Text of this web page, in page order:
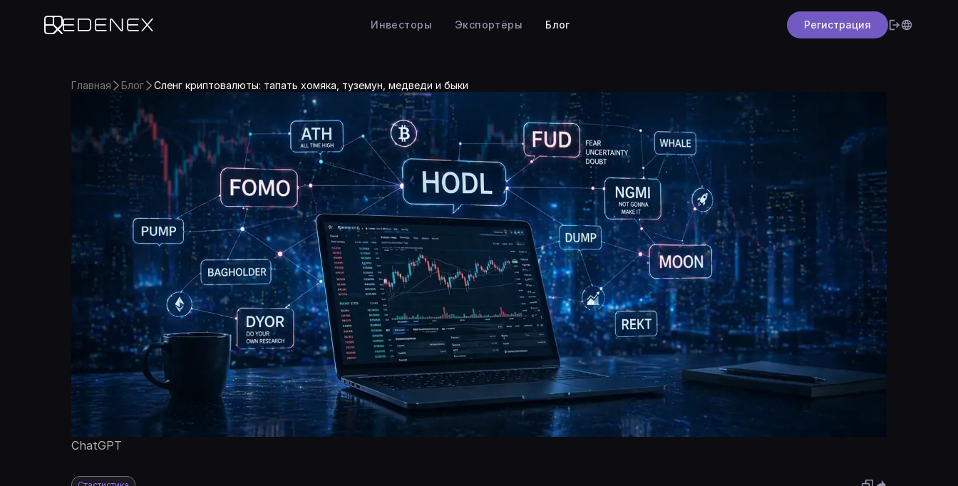
Edenex Инвесторы Экспортёры Блог Регистрация
Главная Блог Сленг криптовалюты: тапать хомяка, туземун, медведи и быки
ChatGPT